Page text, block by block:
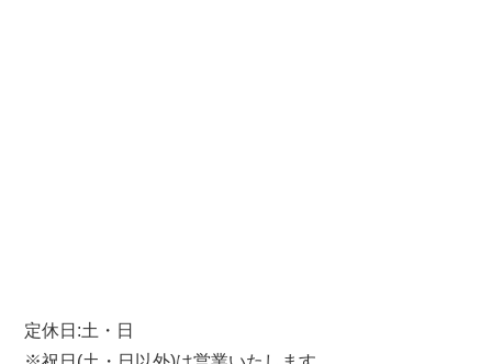
定休日:土・日